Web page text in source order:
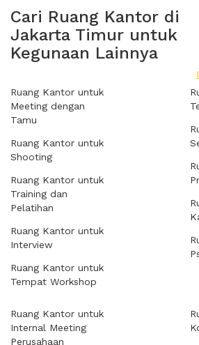
Cari Ruang Kantor di
Jakarta Timur untuk
Kegunaan Lainnya
Ruang Kantor untuk
Meeting dengan
Tamu
Ruang Kantor untuk
Shooting
Ruang Kantor untuk
Training dan
Pelatihan
Ruang Kantor untuk
Interview
Ruang Kantor untuk
Tempat Workshop
Ruang Kantor untuk
Internal Meeting
Perusahaan